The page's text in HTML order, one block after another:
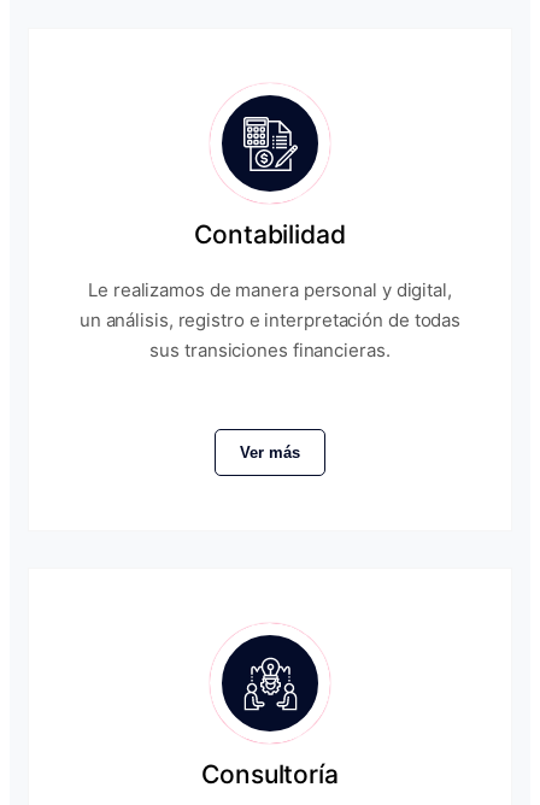
Contabilidad
Le realizamos de manera personal y digital,
un análisis, registro e interpretación de todas
sus transiciones financieras.
Ver más
Consultoría